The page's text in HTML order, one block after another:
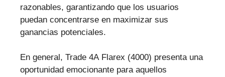
razonables, garantizando que los usuarios
puedan concentrarse en maximizar sus
ganancias potenciales.
En general, Trade 4A Flarex (4000) presenta una
oportunidad emocionante para aquellos